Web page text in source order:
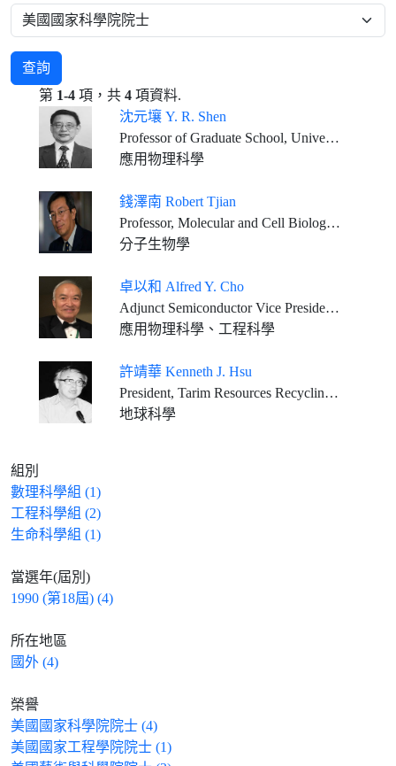
查詢
第 1-4 項，共 4 項資料.
沈元壤 Y. R. Shen
Professor of Graduate School, University of California, Berkeley
應用物理科學
錢澤南 Robert Tjian
Professor, Molecular and Cell Biology, University of California at Berkeley Investigator, Howard Hughes Medical Institute
分子生物學
卓以和 Alfred Y. Cho
Adjunct Semiconductor Vice President, Bell Labs., Alcatel-Lucent, (Nokia) U.S.A.
應用物理科學、工程科學
許靖華 Kenneth J. Hsu
President, Tarim Resources Recycling Ltd. U.K.
地球科學
組別
數理科學組 (1)
工程科學組 (2)
生命科學組 (1)
當選年(屆別)
1990 (第18屆) (4)
所在地區
國外 (4)
榮譽
美國國家科學院院士 (4)
美國國家工程學院院士 (1)